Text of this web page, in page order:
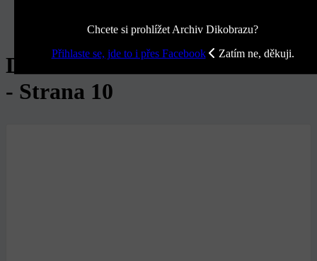
Chcete si prohlížet Archiv Dikobrazu?
Přihlaste se, jde to i přes Facebook
Zatím ne, děkuji.
Dikobraz ročník 1987 - Číslo 17
- Strana 10